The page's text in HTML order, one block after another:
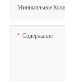
Минимальное
Содержание